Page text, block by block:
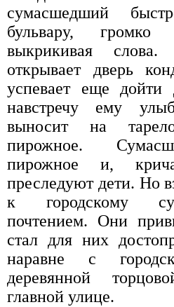
сумасшедший
бульвару,
выкрикивая
открывает дверь
успевает еще дойти
навстречу ему
выносит на
пирожное.
пирожное и,
преследуют дети. Но
к городскому
почтением. Они
стал для них
наравне с
деревянной
главной улице.